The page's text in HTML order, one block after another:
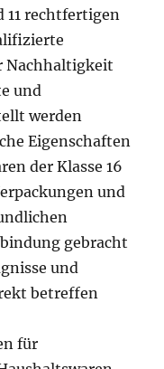
11 rechtfertigen
Nachhaltigkeit
und
werden
Eigenschaften
der Klasse 16
und
gebracht
und
betreffen
für